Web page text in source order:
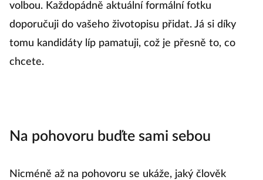
volbou. Každopádně aktuální formální fotku
doporučuji do vašeho životopisu přidat. Já si díky
tomu kandidáty líp pamatuji, což je přesně to, co
chcete.
Na pohovoru buďte sami sebou
Nicméně až na pohovoru se ukáže, jaký člověk